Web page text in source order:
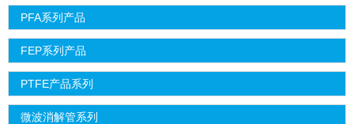
PFA系列产品
FEP系列产品
PTFE产品系列
微波消解管系列